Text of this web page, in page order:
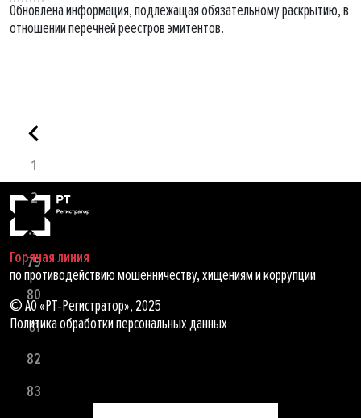
Обновлена информация, подлежащая обязательному раскрытию, в
отношении перечней реестров эмитентов.
1
2
...
79
80
81
82
83
Горячая линия
по противодействию мошенничеству, хищениям и коррупции
© АО «РТ-Регистратор», 2025
Политика обработки персональных данных